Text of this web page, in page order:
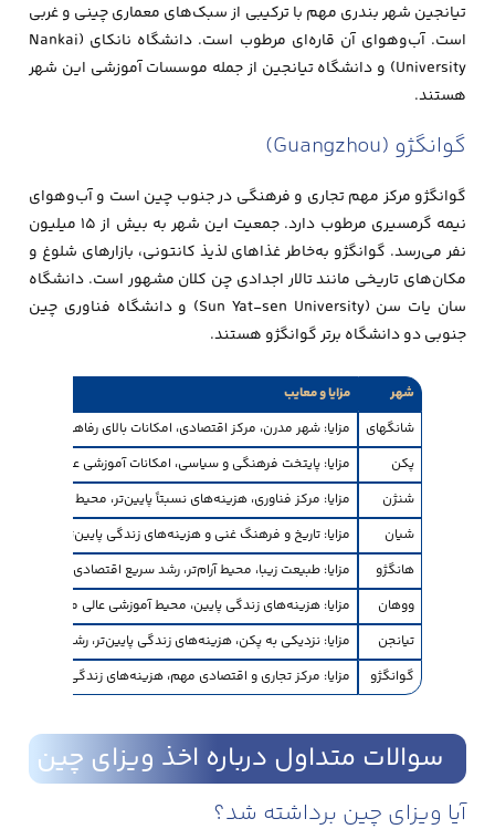
تیانجین شهر بندری مهم با ترکیبی از سبک‌های معماری چینی و غربی
است. آب‌وهوای آن قاره‌ای مرطوب است. دانشگاه نانکای (Nankai
University) و دانشگاه تیانجین از جمله موسسات آموزشی این شهر
هستند.
گوانگژو (Guangzhou)
گوانگژو مرکز مهم تجاری و فرهنگی در جنوب چین است و آب‌وهوای
نیمه گرمسیری مرطوب دارد. جمعیت این شهر به بیش از ۱۵ میلیون
نفر می‌رسد. گوانگژو به‌خاطر غذاهای لذیذ کانتونی، بازارهای شلوغ و
مکان‌های تاریخی مانند تالار اجدادی چن کلان مشهور است. دانشگاه
سان یات سن (Sun Yat-sen University) و دانشگاه فناوری چین
جنوبی دو دانشگاه برتر گوانگژو هستند.
شهر
مزایا و معایب
شانگهای
مزایا: شهر مدرن، مرکز اقتصادی، امکانات بالای رفاهی، فرهنگ
پکن
مزایا: پایتخت فرهنگی و سیاسی، امکانات آموزشی عالی، تاریخ
شنژن
مزایا: مرکز فناوری، هزینه‌های نسبتاً پایین‌تر، محیط مدرن
شیان
مزایا: تاریخ و فرهنگ غنی و هزینه‌های زندگی پایین‌تر
هانگژو
مزایا: طبیعت زیبا، محیط آرام‌تر، رشد سریع اقتصادی معایب:
ووهان
مزایا: هزینه‌های زندگی پایین، محیط آموزشی عالی معایب:
تیانجن
مزایا: نزدیکی به پکن، هزینه‌های زندگی پایین‌تر، رشد
گوانگژو
مزایا: مرکز تجاری و اقتصادی مهم، هزینه‌های زندگی نسبتاً
سوالات متداول درباره‌ اخذ ویزای چین
آیا ویزای چین برداشته شد؟